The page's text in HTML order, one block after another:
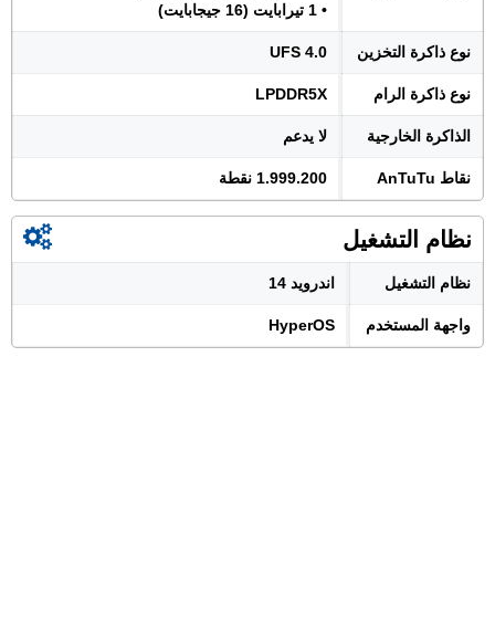
• 1 تيرابايت (16 جيجابايت)
نوع ذاكرة التخزين UFS 4.0
نوع ذاكرة الرام LPDDR5X
الذاكرة الخارجية لا يدعم
نقاط AnTuTu 1.999.200 نقطة
نظام التشغيل
نظام التشغيل اندرويد 14
واجهة المستخدم HyperOS